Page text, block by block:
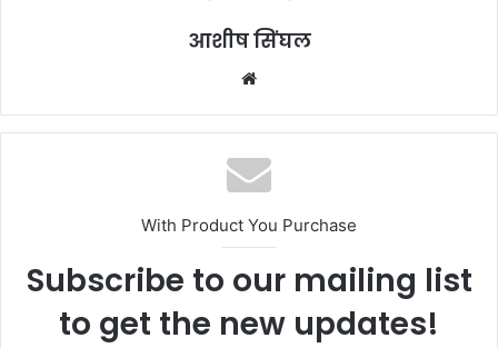
आशीष सिंघल
Website
With Product You Purchase
Subscribe to our mailing list
to get the new updates!